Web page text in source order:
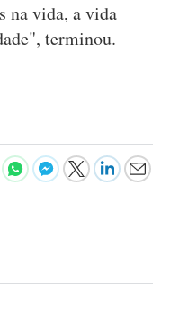
na vida, a vida
terminou.